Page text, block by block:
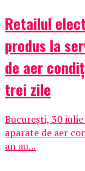
Retailul
produs la
de aer
trei zile
București, 30
aparate de aer
an au...